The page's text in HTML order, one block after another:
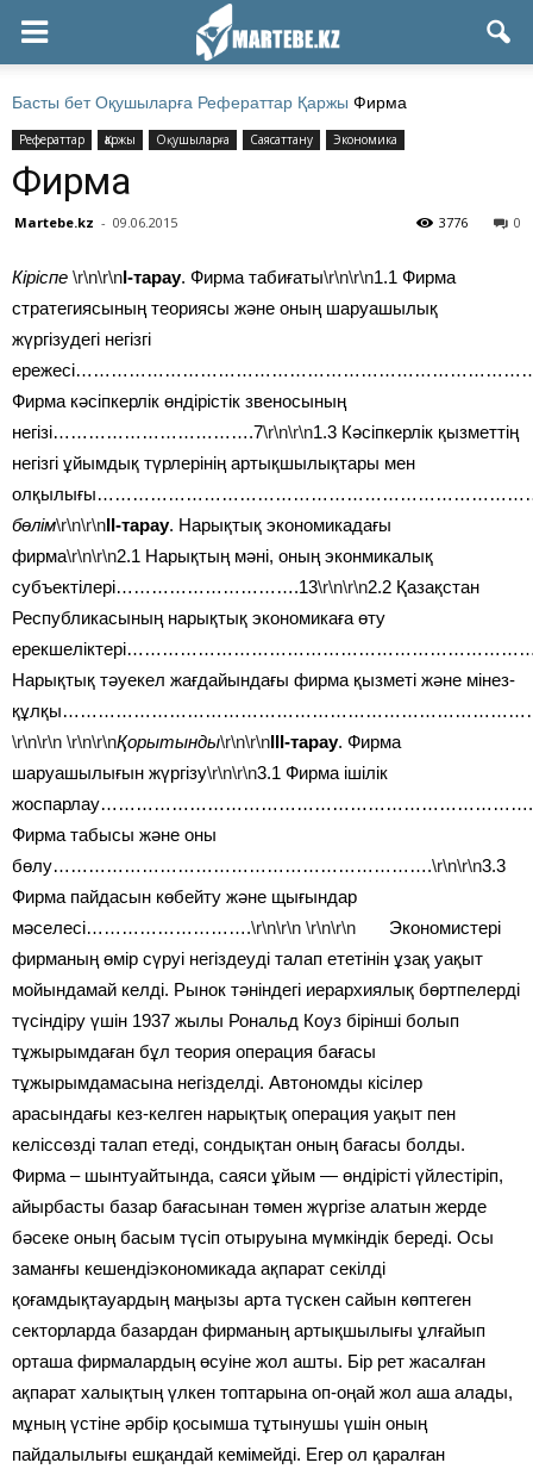
Басты бет Оқушыларға Рефераттар Қаржы Фирма
Рефераттар Қаржы Оқушыларға Саясаттану Экономика
Фирма
Martebe.kz - 09.06.2015 0
3776
Кіріспе \r\n\r\nІ-тарау. Фирма табиғаты\r\n\r\n1.1 Фирма
стратегиясының теориясы және оның шаруашылық
жүргізудегі негізгі
Фирма кәсіпкерлік өндірістік звеносының
негізі…………………………….7\r\n\r\n1.3 Кәсіпкерлік қызметтің
негізгі ұйымдық түрлерінің артықшылықтары мен
бөлім\r\n\r\nІІ-тарау. Нарықтық экономикадағы
фирма\r\n\r\n2.1 Нарықтың мәні, оның эконмикалық
субъектілері………………………….13\r\n\r\n2.2 Қазақстан
Республикасының нарықтық экономикаға өту
Нарықтық тәуекел жағдайындағы фирма қызметі және мінез-
\r\n\r\n \r\n\r\nҚорытынды\r\n\r\nІІІ-тарау. Фирма
шаруашылығын жүргізу\r\n\r\n3.1 Фирма ішілік
Фирма табысы және оны
бөлу……………………………………………………….\r\n\r\n3.3
Фирма пайдасын көбейту және щығындар
мәселесі……………………….\r\n\r\n \r\n\r\n Экономистері
фирманың өмір сүруі негіздеуді талап ететінін ұзақ уақыт
мойындамай келді. Рынок тәніндегі иерархиялық бөртпелерді
түсіндіру үшін 1937 жылы Рональд Коуз бірінші болып
тұжырымдаған бұл теория операция бағасы
тұжырымдамасына негізделді. Автономды кісілер
арасындағы кез-келген нарықтық операция уақыт пен
келіссөзді талап етеді, сондықтан оның бағасы болды.
Фирма – шынтуайтында, саяси ұйым — өндірісті үйлестіріп,
айырбасты базар бағасынан төмен жүргізе алатын жерде
бәсеке оның басым түсіп отыруына мүмкіндік береді. Осы
заманғы кешендіэкономикада ақпарат секілді
қоғамдықтауардың маңызы арта түскен сайын көптеген
секторларда базардан фирманың артықшылығы ұлғайып
орташа фирмалардың өсуіне жол ашты. Бір рет жасалған
ақпарат халықтың үлкен топтарына оп-оңай жол аша алады,
мұның үстіне әрбір қосымша тұтынушы үшін оның
пайдалылығы ешқандай кемімейді. Егер ол қаралған